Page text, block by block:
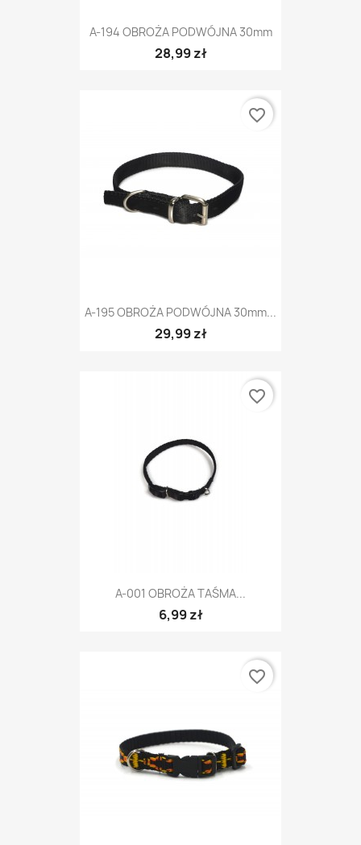
A-194 OBROŻA PODWÓJNA 30mm
28,99 zł
A-195 OBROŻA PODWÓJNA 30mm...
29,99 zł
favorite_border
A-001 OBROŻA TAŚMA...
6,99 zł
favorite_border
favorite_border